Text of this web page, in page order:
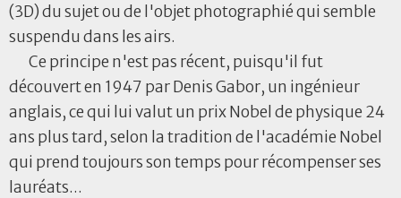
(3D) du sujet ou de l'objet photographié qui semble
suspendu dans les airs.
Ce principe n'est pas récent, puisqu'il fut
découvert en 1947 par Denis Gabor, un ingénieur
anglais, ce qui lui valut un prix Nobel de physique 24
ans plus tard, selon la tradition de l'académie Nobel
qui prend toujours son temps pour récompenser ses
lauréats...